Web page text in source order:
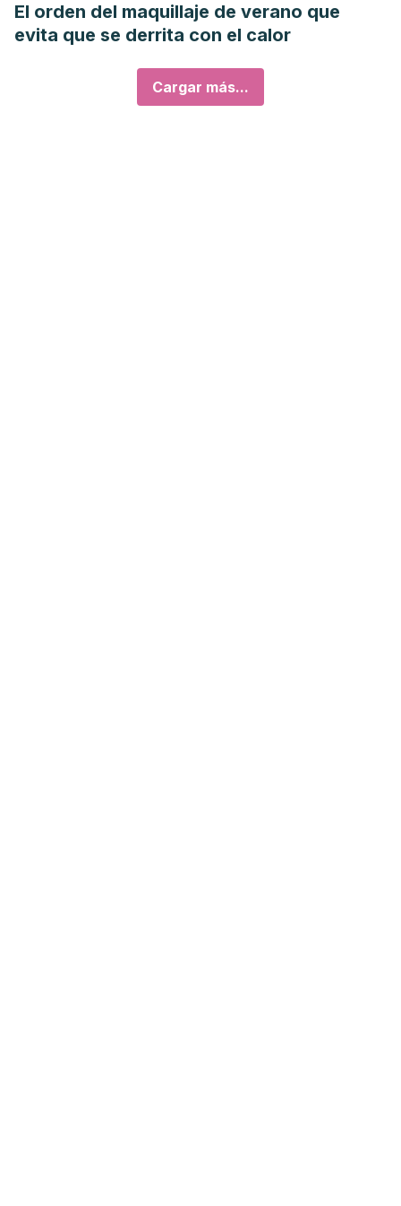
El orden del maquillaje de verano que
evita que se derrita con el calor
Cargar más...